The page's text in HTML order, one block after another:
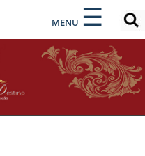
MENU ☰
×
×
NOTÍCIA